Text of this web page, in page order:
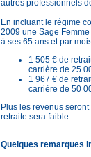
autres professionnels
En incluant le régime
2009 une Sage
à ses 65 ans et par
1 505 € de
carrière de 25
1 967 € de
carrière de 50
Plus les revenus
retraite sera faible.
Quelques remarques